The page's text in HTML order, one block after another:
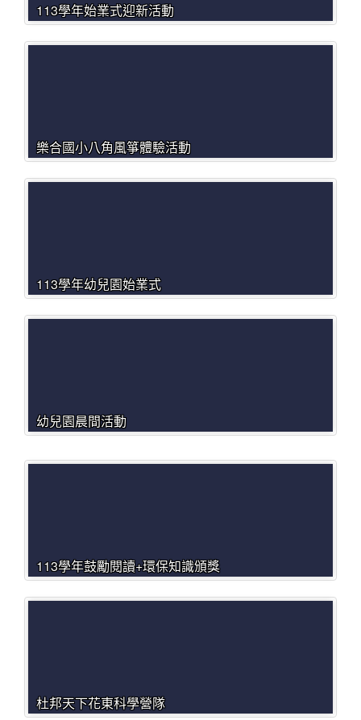
113學年始業式迎新活動
樂合國小八角風箏體驗活動
113學年幼兒園始業式
幼兒園晨間活動
113學年鼓勵閱讀+環保知識頒獎
杜邦天下花東科學營隊